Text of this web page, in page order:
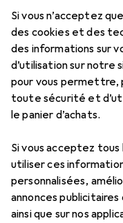
Si vous n’acceptez
des cookies et des
des informations sur
d’utilisation sur notre
pour vous permettre,
toute sécurité et
le panier d’achats.
Si vous acceptez
utiliser ces
personnalisées,
annonces
ainsi que sur nos
EUR
Accessoires
Séparateur
Ici, vous trouverez
produit Techly
vidéo.
Pertinence